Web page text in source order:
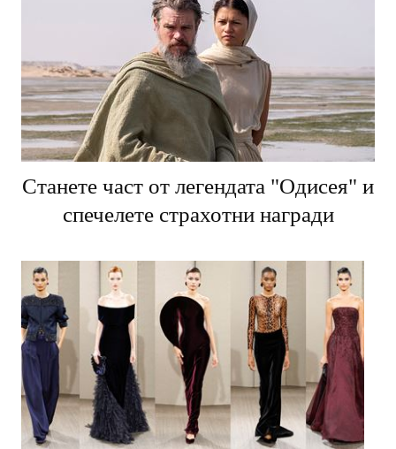
Станете част от легендата "Одисея" и
спечелете страхотни награди